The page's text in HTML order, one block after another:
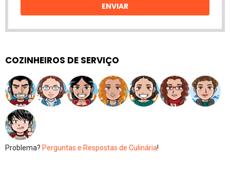
ENVIAR
COZINHEIROS DE SERVIÇO
Problema? Perguntas e Respostas de Culinária!